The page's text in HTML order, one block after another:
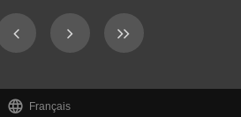

Français